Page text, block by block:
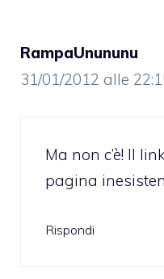
RampaUnununu
31/01/2012 alle
Ma non c’è! Il
pagina
Rispondi